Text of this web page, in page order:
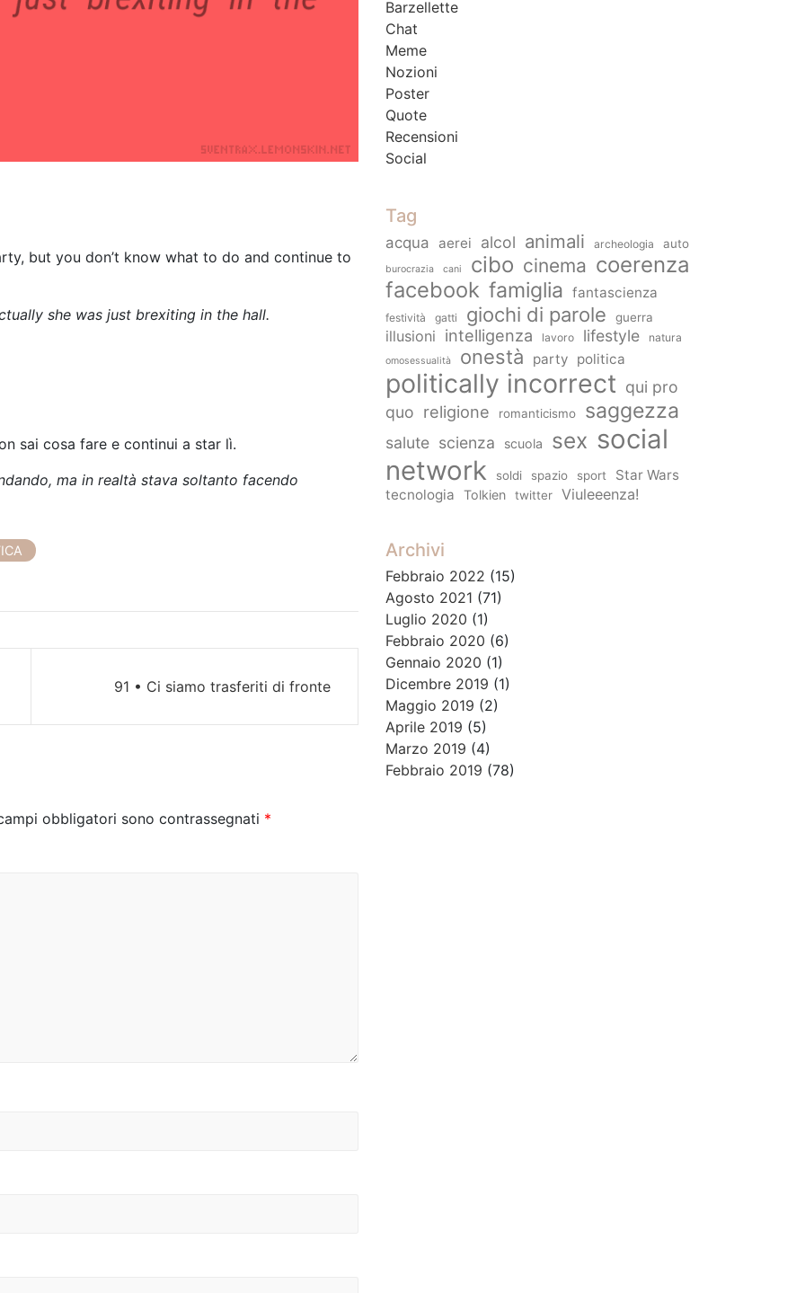
but you don’t know what to do and continue to
she was just brexiting in the hall.
sai cosa fare e continui a star lì.
ma in realtà stava soltanto facendo
91 • Ci siamo trasferiti di fronte
obbligatori sono contrassegnati *
Barzellette
Chat
Meme
Nozioni
Poster
Quote
Recensioni
Social
Tag
acqua aerei alcol animali archeologia auto
burocrazia cani cibo cinema coerenza
facebook famiglia fantascienza
festività gatti giochi di parole guerra
illusioni intelligenza lavoro lifestyle natura
omosessualità onestà party politica
politically incorrect qui pro
quo religione romanticismo saggezza
salute scienza scuola sex social
network
soldi spazio sport
Star Wars
tecnologia
Tolkien twitter Viuleeenza!
Archivi
Febbraio 2022 (15)
Agosto 2021 (71)
Luglio 2020 (1)
Febbraio 2020 (6)
Gennaio 2020 (1)
Dicembre 2019 (1)
Maggio 2019 (2)
Aprile 2019 (5)
Marzo 2019 (4)
Febbraio 2019 (78)